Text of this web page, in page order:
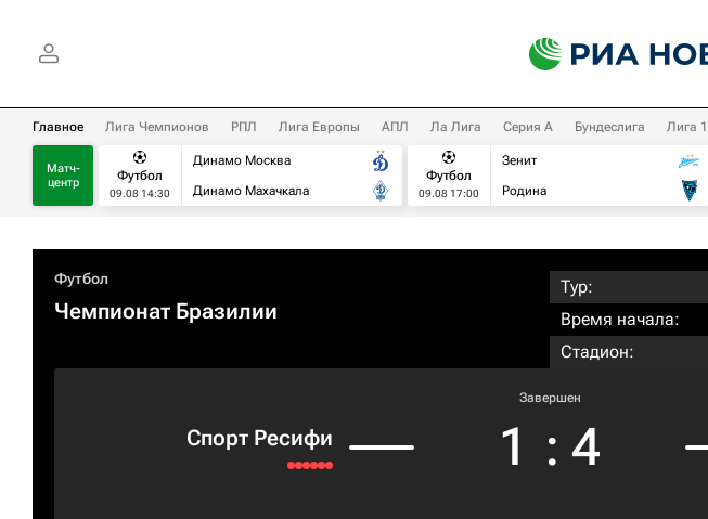
Главное Лига Чемпионов РПЛ Лига Европы АПЛ Ла Лига Серия А Бундеслига Лига 1
Матч-
центр
Футбол
09.08 14:30
Динамо Москва
Динамо Махачкала
Футбол
09.08 17:00
Зенит
Родина
Футбол
Чемпионат Бразилии
Тур:
Время начала:
Стадион:
Спорт Ресифи
Завершен
1 : 4